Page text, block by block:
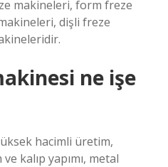
makineleri, form freze
dişli freze
ne işe
hacimli üretim,
kalıp yapımı, metal